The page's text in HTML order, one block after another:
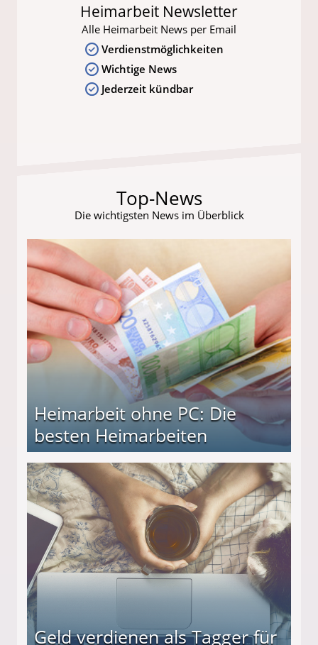
Heimarbeit Newsletter
Alle Heimarbeit News per Email
Verdienstmöglichkeiten
Wichtige News
Jederzeit kündbar
Top-News
Die wichtigsten News im Überblick
Heimarbeit ohne PC: Die
besten Heimarbeiten
Geld verdienen als Tagger für